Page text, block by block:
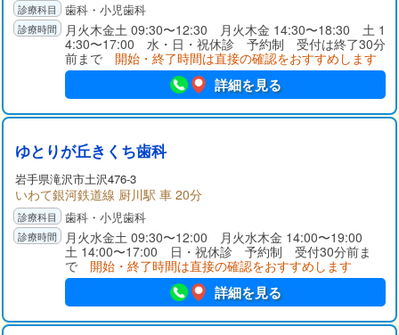
歯科・小児歯科
月火木金土 09:30〜12:30 月火木金 14:30〜18:30 土 1
4:30〜17:00 水・日・祝休診 予約制 受付は終了30分
前まで 開始・終了時間は直接の確認をおすすめします
詳細を見る
ゆとりが丘きくち歯科
岩手県滝沢市土沢476-3
いわて銀河鉄道線 厨川駅 車 20分
歯科・小児歯科
月火水金土 09:30〜12:00 月火水木金 14:00〜19:00
土 14:00〜17:00 日・祝休診 予約制 受付30分前ま
で 開始・終了時間は直接の確認をおすすめします
詳細を見る